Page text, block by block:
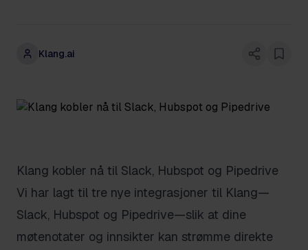
Klang.ai
Klang kobler nå til Slack, Hubspot og Pipedrive
Vi har lagt til tre nye integrasjoner til Klang—
Slack, Hubspot og Pipedrive—slik at dine
møtenotater og innsikter kan strømme direkte